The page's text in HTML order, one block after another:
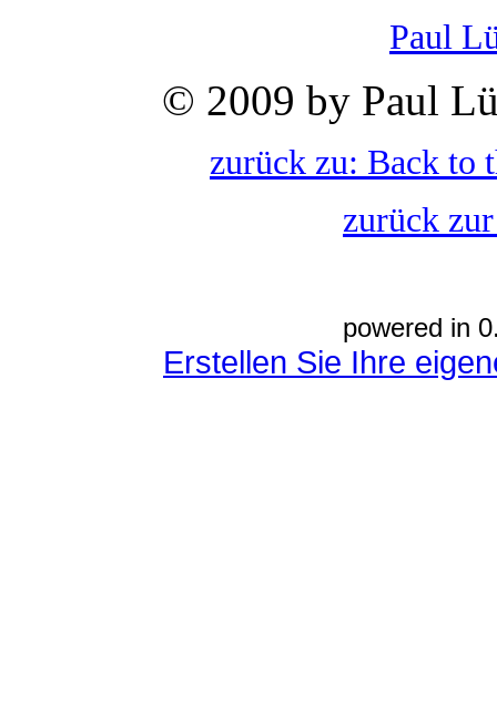
Paul
© 2009 by Paul
zurück zu: Back to
zurück
powered in
Erstellen Sie Ihre